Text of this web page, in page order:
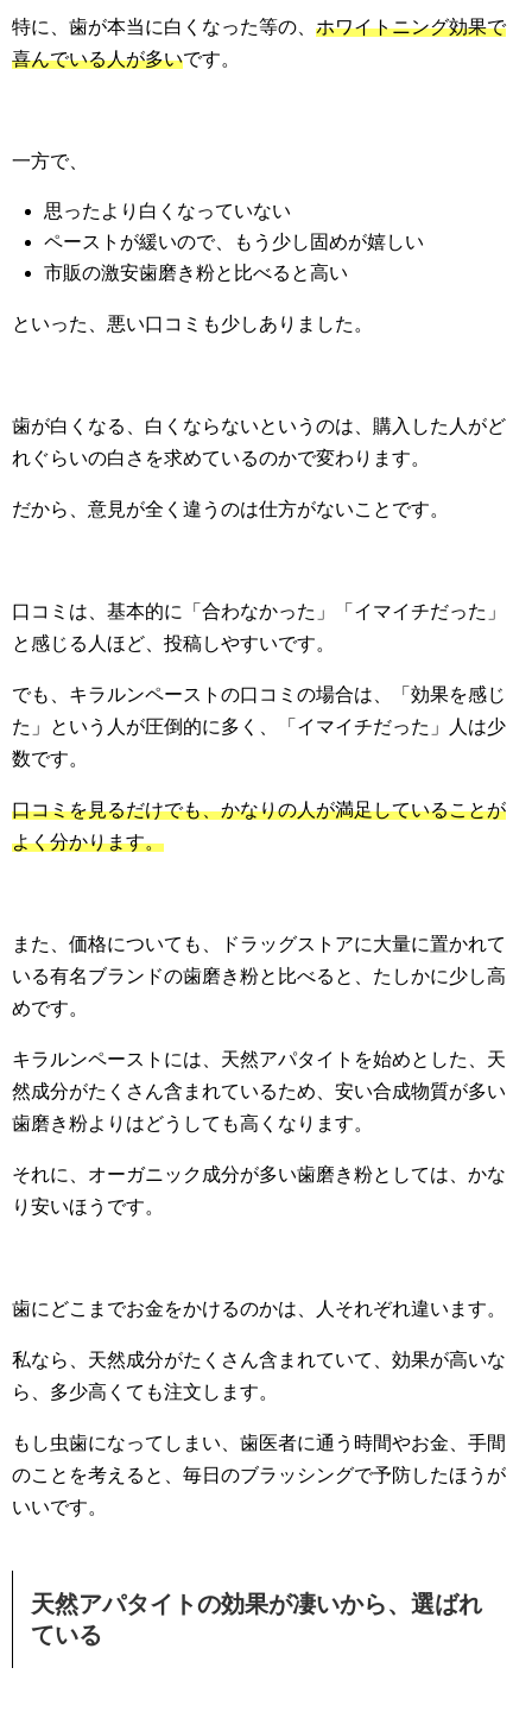
特に、歯が本当に白くなった等の、 ホワイトニング効果で
喜んでいる人が多いです。
一方で、
思ったより白くなっていない
ペーストが緩いので、もう少し固めが嬉しい
市販の激安歯磨き粉と比べると高い
といった、悪い口コミも少しありました。
歯が白くなる、白くならないというのは、購入した人がど
れぐらいの白さを求めているのかで変わります。
だから、意見が全く違うのは仕方がないことです。
口コミは、基本的に「合わなかった」「イマイチだった」
と感じる人ほど、投稿しやすいです。
でも、キラルンペーストの口コミの場合は、「効果を感じ
た」という人が圧倒的に多く、「イマイチだった」人は少
数です。
口コミを見るだけでも、かなりの人が満足していることが
よく分かります。
また、価格についても、ドラッグストアに大量に置かれて
いる有名ブランドの歯磨き粉と比べると、たしかに少し高
めです。
キラルンペーストには、天然アパタイトを始めとした、天
然成分がたくさん含まれているため、安い合成物質が多い
歯磨き粉よりはどうしても高くなります。
それに、オーガニック成分が多い歯磨き粉としては、かな
り安いほうです。
歯にどこまでお金をかけるのかは、人それぞれ違います。
私なら、天然成分がたくさん含まれていて、効果が高いな
ら、多少高くても注文します。
もし虫歯になってしまい、歯医者に通う時間やお金、手間
のことを考えると、毎日のブラッシングで予防したほうが
いいです。
天然アパタイトの効果が凄いから、選ばれ
ている